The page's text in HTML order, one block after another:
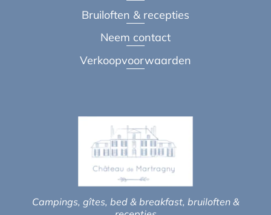
Bruiloften & recepties
Neem contact
Verkoopvoorwaarden
Campings, gîtes, bed & breakfast, bruiloften &